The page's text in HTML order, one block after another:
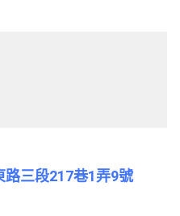
路三段217巷1弄9號